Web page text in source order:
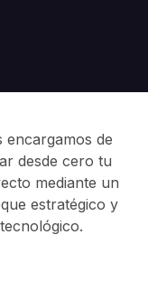
encargamos de
desde cero tu
mediante un
estratégico y
tecnológico.